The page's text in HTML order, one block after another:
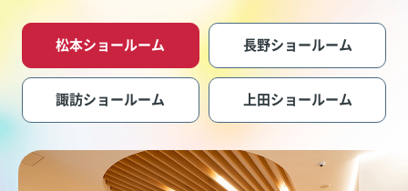
松本ショールーム 長野ショールーム
諏訪ショールーム 上田ショールーム